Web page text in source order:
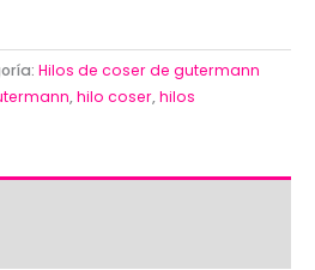
Hilos de coser de gutermann
,hilo coser,hilos